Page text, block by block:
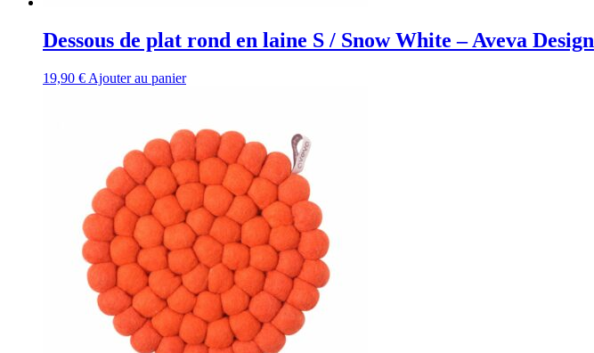
Dessous de plat rond en laine S / Snow White – Aveva Design
19,90 € Ajouter au panier